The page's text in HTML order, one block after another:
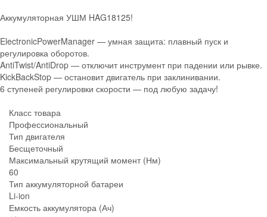
Аккумуляторная УШМ HAG18125!
ElectronicPowerManager — умная защита: плавный пуск и
регулировка оборотов.
AntiTwist/AntiDrop — отключит инструмент при падении или рывке.
KickBackStop — остановит двигатель при заклинивании.
6 ступеней регулировки скорости — под любую задачу!
Класс товара
Профессиональный
Тип двигателя
Бесщеточный
Максимальный крутящий момент (Нм)
60
Тип аккумуляторной батареи
Li-ion
Емкость аккумулятора (Ач)